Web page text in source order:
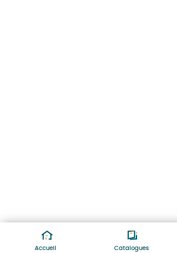
Accueil Catalogues